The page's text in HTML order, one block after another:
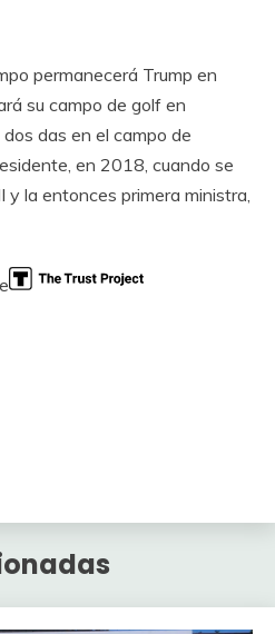
permanecerá Trump en
su campo de golf en
das en el campo de
en 2018, cuando se
y la entonces primera ministra,